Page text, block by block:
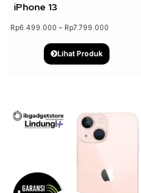
iPhone 13
Rp6.499.000 – Rp7.799.000
Lihat Produk